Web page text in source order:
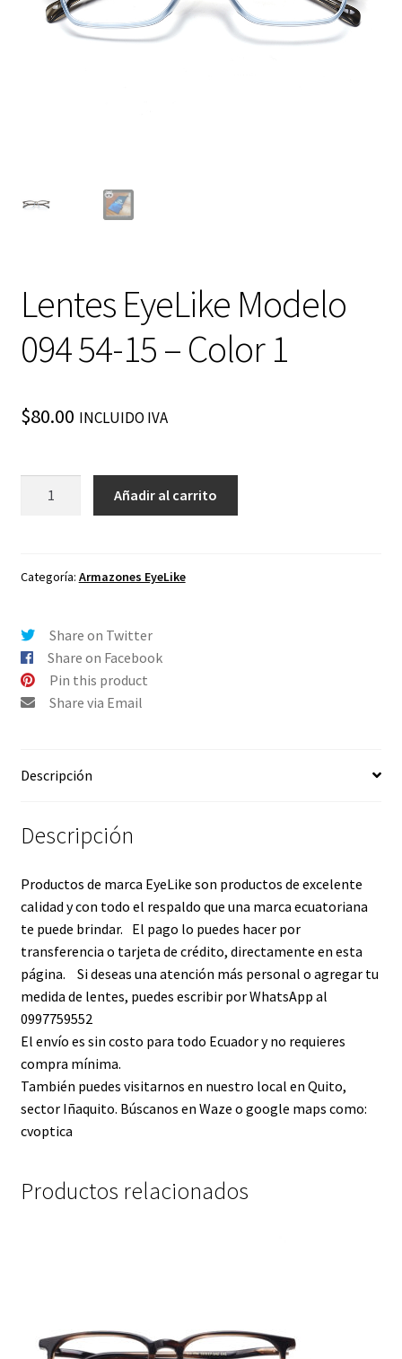
Lentes EyeLike Modelo
094 54-15 – Color 1
$80.00 INCLUIDO IVA
54-
Color
1
cantidad
Añadir al carrito
Categoría: Armazones EyeLike
Share on Twitter
Share on Facebook
Pin this product
Share via Email
Descripción
Descripción
Productos de marca EyeLike son productos de excelente
calidad y con todo el respaldo que una marca ecuatoriana
te puede brindar. El pago lo puedes hacer por
transferencia o tarjeta de crédito, directamente en esta
página. Si deseas una atención más personal o agregar tu
medida de lentes, puedes escribir por WhatsApp al
0997759552
El envío es sin costo para todo Ecuador y no requieres
compra mínima.
También puedes visitarnos en nuestro local en Quito,
sector Iñaquito. Búscanos en Waze o google maps como:
cvoptica
Productos relacionados